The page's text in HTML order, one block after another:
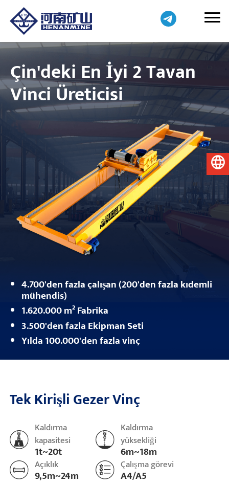
Çin'deki En İyi 2 Tavan
Vinci Üreticisi
4.700'den fazla çalışan (200'den fazla kıdemli
mühendis)
1.620.000 m² Fabrika
3.500'den fazla Ekipman Seti
Yılda 100.000'den fazla vinç
Tek Kirişli Gezer Vinç
Kaldırma
kapasitesi
1t~20t
Kaldırma
yüksekliği
6m~18m
Açıklık
9,5m~24m
Çalışma görevi
A4/A5
Türkçe